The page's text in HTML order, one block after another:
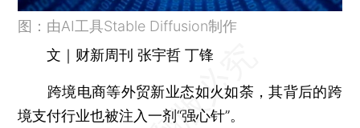
图：由AI工具Stable Diffusion制作
文｜财新周刊 张宇哲 丁锋
跨境电商等外贸新业态如火如荼，其背后的跨
境支付行业也被注入一剂“强心针”。